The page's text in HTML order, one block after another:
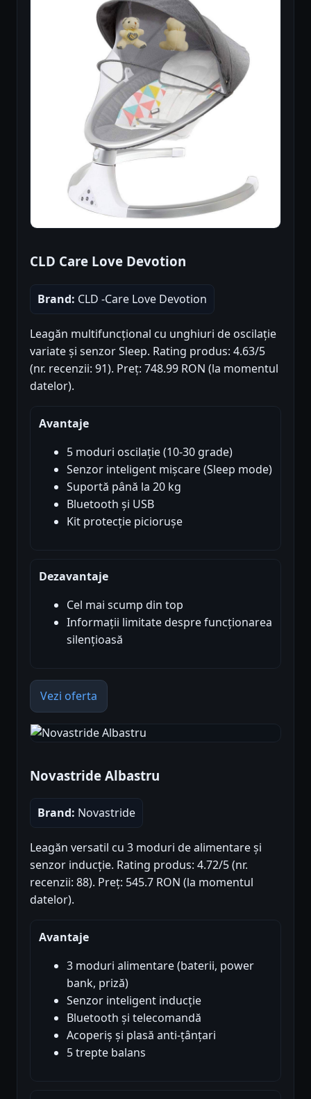
CLD Care Love Devotion
Brand: CLD -Care Love Devotion
Leagăn multifuncțional cu unghiuri de oscilație
variate și senzor Sleep. Rating produs: 4.63/5
(nr. recenzii: 91). Preț: 748.99 RON (la momentul
datelor).
Avantaje
5 moduri oscilație (10-30 grade)
Senzor inteligent mișcare (Sleep mode)
Suportă până la 20 kg
Bluetooth și USB
Kit protecție piciorușe
Dezavantaje
Cel mai scump din top
Informații limitate despre funcționarea
silențioasă
Vezi oferta
Novastride Albastru
Brand: Novastride
Leagăn versatil cu 3 moduri de alimentare și
senzor inducție. Rating produs: 4.72/5 (nr.
recenzii: 88). Preț: 545.7 RON (la momentul
datelor).
Avantaje
3 moduri alimentare (baterii, power
bank, priză)
Senzor inteligent inducție
Bluetooth și telecomandă
Acoperiș și plasă anti-țânțari
5 trepte balans